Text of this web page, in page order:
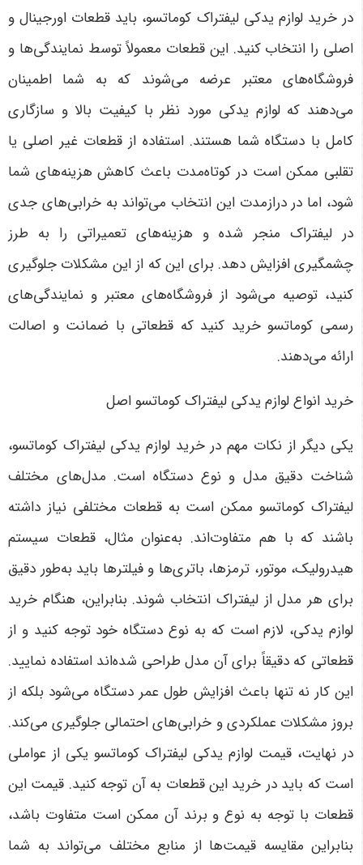
در خرید لوازم یدکی لیفتراک کوماتسو، باید قطعات اورجینال و
اصلی را انتخاب کنید. این قطعات معمولاً توسط نمایندگی‌ها و
فروشگاه‌های معتبر عرضه می‌شوند که به شما اطمینان
می‌دهند که لوازم یدکی مورد نظر با کیفیت بالا و سازگاری
کامل با دستگاه شما هستند. استفاده از قطعات غیر اصلی یا
تقلبی ممکن است در کوتاه‌مدت باعث کاهش هزینه‌های شما
شود، اما در درازمدت این انتخاب می‌تواند به خرابی‌های جدی
در لیفتراک منجر شده و هزینه‌های تعمیراتی را به طرز
چشمگیری افزایش دهد. برای این که از این مشکلات جلوگیری
کنید، توصیه می‌شود از فروشگاه‌های معتبر و نمایندگی‌های
رسمی کوماتسو خرید کنید که قطعاتی با ضمانت و اصالت
ارائه می‌دهند.
خرید انواع لوازم یدکی لیفتراک کوماتسو اصل
یکی دیگر از نکات مهم در خرید لوازم یدکی لیفتراک کوماتسو،
شناخت دقیق مدل و نوع دستگاه است. مدل‌های مختلف
لیفتراک کوماتسو ممکن است به قطعات مختلفی نیاز داشته
باشند که با هم متفاوت‌اند. به‌عنوان مثال، قطعات سیستم
هیدرولیک، موتور، ترمزها، باتری‌ها و فیلترها باید به‌طور دقیق
برای هر مدل از لیفتراک انتخاب شوند. بنابراین، هنگام خرید
لوازم یدکی، لازم است که به نوع دستگاه خود توجه کنید و از
قطعاتی که دقیقاً برای آن مدل طراحی شده‌اند استفاده نمایید.
این کار نه تنها باعث افزایش طول عمر دستگاه می‌شود بلکه از
بروز مشکلات عملکردی و خرابی‌های احتمالی جلوگیری می‌کند.
در نهایت، قیمت لوازم یدکی لیفتراک کوماتسو یکی از عواملی
است که باید در خرید این قطعات به آن توجه کنید. قیمت این
قطعات با توجه به نوع و برند آن ممکن است متفاوت باشد،
بنابراین مقایسه قیمت‌ها از منابع مختلف می‌تواند به شما